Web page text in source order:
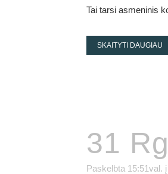
Tai tarsi asmeninis
SKAITYTI DAUGIAU
31
Paskelbta 15:51val. į